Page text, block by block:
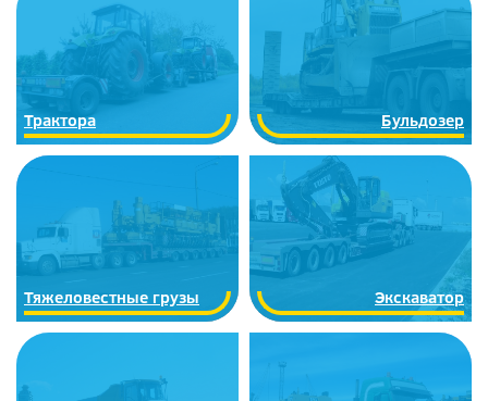
Трактора Бульдозер
Тяжеловестные грузы Экскаватор